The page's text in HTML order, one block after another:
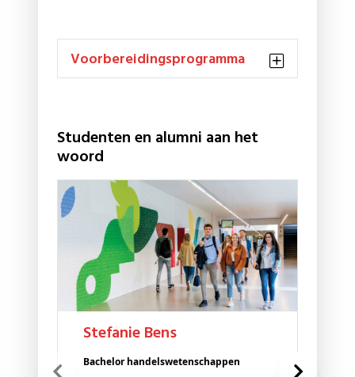
Voorbereidingsprogramma
Studenten en alumni aan het
woord
Stefanie Bens
Bachelor handelswetenschappen